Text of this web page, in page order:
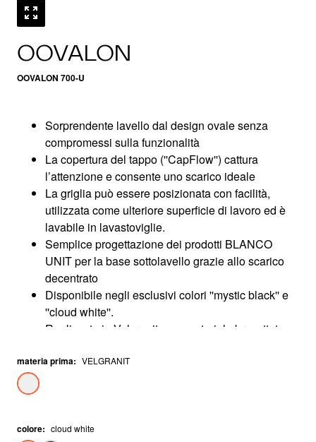
OOVALON
OOVALON 700-U
Sorprendente lavello dal design ovale senza
compromessi sulla funzionalità
La copertura del tappo (''CapFlow'') cattura
l’attenzione e consente uno scarico ideale
La griglia può essere posizionata con facilità,
utilizzata come ulteriore superficie di lavoro ed è
lavabile in lavastoviglie.
Semplice progettazione dei prodotti BLANCO
UNIT per la base sottolavello grazie allo scarico
decentrato
Disponibile negli esclusivi colori ''mystic black'' e
''cloud white''.
Realizzato in Velgranit – un materiale brevettato
materia prima: VELGRANIT
colore: cloud white